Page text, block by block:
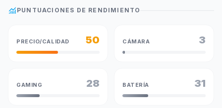
monitoring PUNTUACIONES DE RENDIMIENTO
PRECIO/CALIDAD 50 CÁMARA 3
GAMING 28 BATERÍA 31